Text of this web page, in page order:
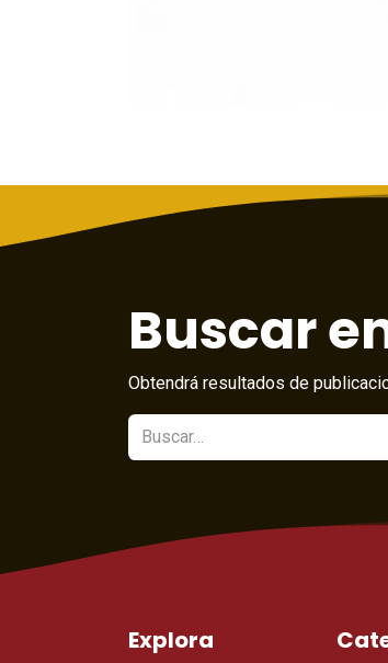
Buscar
Obtendrá resultados de
Explora